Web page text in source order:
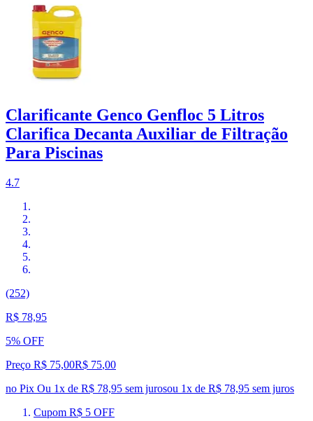
Clarificante Genco Genfloc 5 Litros
Clarifica Decanta Auxiliar de Filtração
Para Piscinas
4.7
(252)
R$ 78,95
5% OFF
Preço R$ 75,00R$ 75,00
no Pix Ou 1x de R$ 78,95 sem jurosou 1x de R$ 78,95 sem juros
Cupom R$ 5 OFF